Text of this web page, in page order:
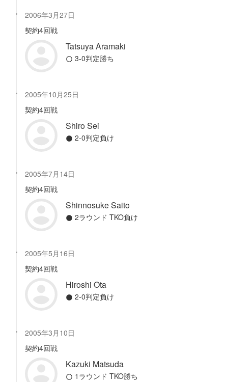
2006年3月27日
契約4回戦
Tatsuya Aramaki
3-0判定勝ち
2005年10月25日
契約4回戦
Shiro Sei
2-0判定負け
2005年7月14日
契約4回戦
Shinnosuke Saito
2ラウンド TKO負け
2005年5月16日
契約4回戦
Hiroshi Ota
2-0判定負け
2005年3月10日
契約4回戦
Kazuki Matsuda
1ラウンド TKO勝ち